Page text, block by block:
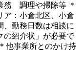
務 調理や掃除等 ＊
ア：小倉北区、小倉
、勤務日数は相談に
の紹介状」が必要で
他事業所とのかけ持